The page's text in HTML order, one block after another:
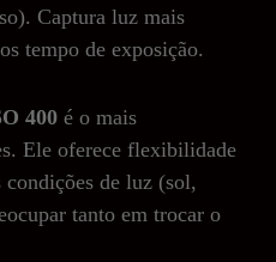
Captura luz mais
tempo de exposição.
400 é o mais
Ele oferece flexibilidade
de luz (sol,
tanto em trocar o